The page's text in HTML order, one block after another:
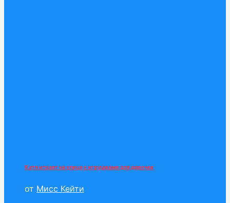
Катя играет на улице с игрушками для девочек
от Мисс Кейти